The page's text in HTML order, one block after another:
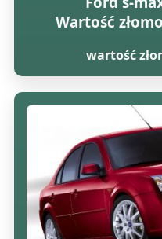
Wartość
wartość